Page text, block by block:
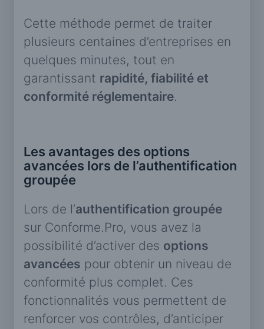
Cette méthode permet de traiter
plusieurs centaines d’entreprises en
quelques minutes, tout en
garantissant rapidité, fiabilité et
conformité réglementaire.
Les avantages des options
avancées lors de l’authentification
groupée
Lors de l’authentification groupée
sur Conforme.Pro, vous avez la
possibilité d’activer des options
avancées pour obtenir un niveau de
conformité plus complet. Ces
fonctionnalités vous permettent de
renforcer vos contrôles, d’anticiper